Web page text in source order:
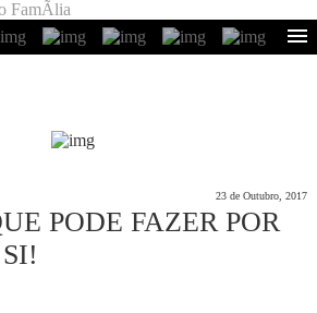
FamÃ­lia
23 de Outubro, 2017
PODE FAZER POR